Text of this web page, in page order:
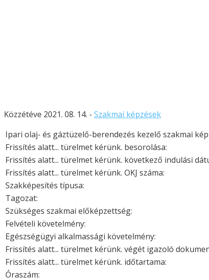
Közzétéve 2021. 08. 14. - Szakmai képzések
Ipari olaj- és gáztüzelő-berendezés kezelő szakmai
Frissítés alatt... türelmet kérünk. besorolása:
Frissítés alatt... türelmet kérünk. következő indulási
Frissítés alatt... türelmet kérünk. OKJ száma:
Szakképesítés típusa:
Tagozat:
Szükséges szakmai előképzettség:
Felvételi követelmény:
Egészségügyi alkalmassági követelmény:
Frissítés alatt... türelmet kérünk. végét igazoló
Frissítés alatt... türelmet kérünk. időtartama:
Óraszám: